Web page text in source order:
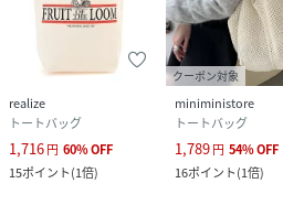
realize
トートバッグ
1,716円 60%OFF
15ポイント(1倍)
クーポン対象
miniministore
トートバッグ
1,789円 54%OFF
16ポイント(1倍)